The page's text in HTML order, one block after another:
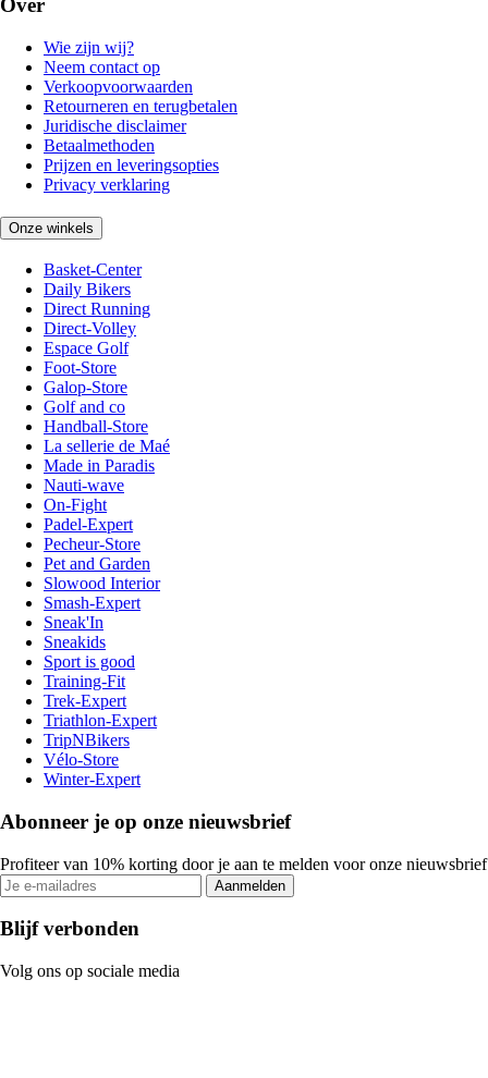
Over
Wie zijn wij?
Neem contact op
Verkoopvoorwaarden
Retourneren en terugbetalen
Juridische disclaimer
Betaalmethoden
Prijzen en leveringsopties
Privacy verklaring
Onze winkels
Basket-Center
Daily Bikers
Direct Running
Direct-Volley
Espace Golf
Foot-Store
Galop-Store
Golf and co
Handball-Store
La sellerie de Maé
Made in Paradis
Nauti-wave
On-Fight
Padel-Expert
Pecheur-Store
Pet and Garden
Slowood Interior
Smash-Expert
Sneak'In
Sneakids
Sport is good
Training-Fit
Trek-Expert
Triathlon-Expert
TripNBikers
Vélo-Store
Winter-Expert
Abonneer je op onze nieuwsbrief
Profiteer van 10% korting door je aan te melden voor onze nieuwsbrief
Aanmelden
Blijf verbonden
Volg ons op sociale media